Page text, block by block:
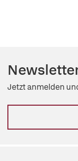
Jetzt anmelden